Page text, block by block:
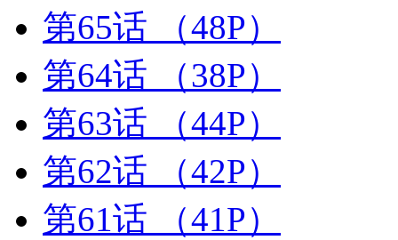
第65话
（48P）
第64话
（38P）
第63话
（44P）
第62话
（42P）
第61话
（41P）